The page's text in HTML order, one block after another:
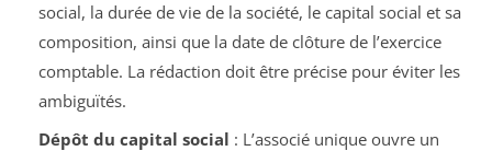
social, la durée de vie de la société, le capital social et sa
composition, ainsi que la date de clôture de l’exercice
comptable. La rédaction doit être précise pour éviter les
ambiguïtés.
Dépôt du capital social : L’associé unique ouvre un